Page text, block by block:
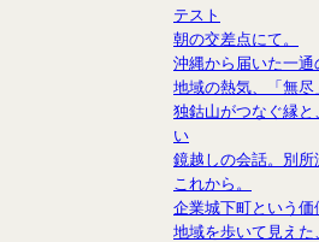
テスト
朝の交差点にて。
沖縄から届いた一通
地域の熱気、「無尽
独鈷山がつなぐ縁と
い
鏡越しの会話。別所
これから。
企業城下町という価
地域を歩いて見えた